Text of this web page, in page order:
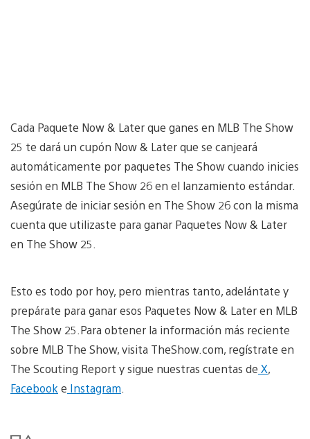
Cada Paquete Now & Later que ganes en MLB The Show
25 te dará un cupón Now & Later que se canjeará
automáticamente por paquetes The Show cuando inicies
sesión en MLB The Show 26 en el lanzamiento estándar.
Asegúrate de iniciar sesión en The Show 26 con la misma
cuenta que utilizaste para ganar Paquetes Now & Later
en The Show 25.
Esto es todo por hoy, pero mientras tanto, adelántate y
prepárate para ganar esos Paquetes Now & Later en MLB
The Show 25.Para obtener la información más reciente
sobre MLB The Show, visita TheShow.com, regístrate en
The Scouting Report y sigue nuestras cuentas de X,
Facebook e Instagram